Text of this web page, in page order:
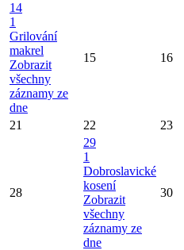
14
1
Grilování
makrel
Zobrazit
všechny
záznamy ze
dne
15 16
21 22 23
28
29
1
Dobroslavické
kosení
Zobrazit
všechny
záznamy ze
dne
30